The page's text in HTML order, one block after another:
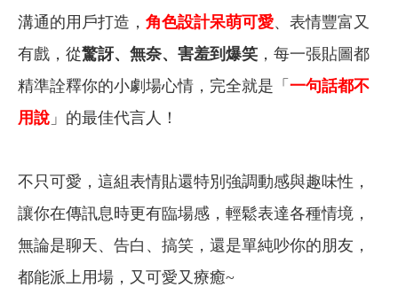
溝通的用戶打造， 角色設計呆萌可愛、表情豐富又
有戲，從驚訝、無奈、害羞到爆笑 ，每一張貼圖都
精準詮釋你的小劇場心情，完全就是「 一句話都不
用說 」的最佳代言人！
不只可愛，這組表情貼還特別強調動感與趣味性，
讓你在傳訊息時更有臨場感，輕鬆表達各種情境，
無論是聊天、告白、搞笑，還是單純吵你的朋友，
都能派上用場，又可愛又療癒~